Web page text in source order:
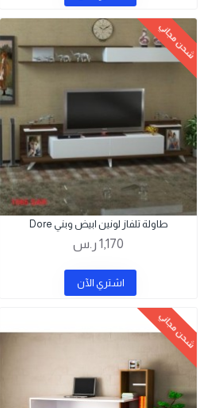
شحن مجاني
طاولة تلفاز لونين ابيض وبني Dore
1,170 ر.س
اشتري اﻵن
شحن مجاني